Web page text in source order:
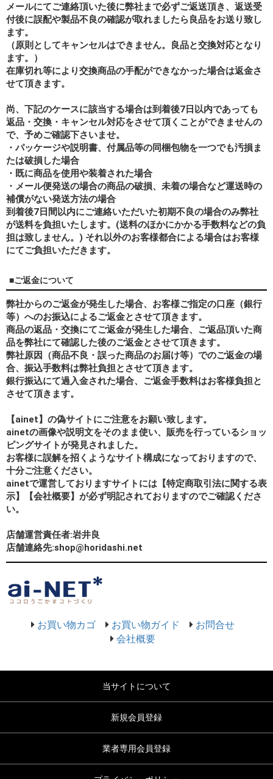
メールにてご連絡頂いた後に弊社まで必ずご返送頂き、返送受
付後に誤配や製品不良の確認が取れましたら良品をお送り致し
ます。
（原則としてキャンセルはできません。良品と交換対応となり
ます。）
在庫切れ等により交換商品の手配ができなかった場合は返金さ
せて頂きます。
尚、下記のケースに該当する場合は到着後7日以内であっても
返品・交換・キャンセル対応をさせて頂くことができませんの
で、予めご確認下さいませ。
・パッケージや説明書、付属品等の同梱包物を一つでも汚損ま
たは破損した場合
・既に商品を使用や装着された場合
・メール便発送の場合の商品の破損、未着の場合など運送時の
補償がない発送方法の場合
到着後7日間以内にご連絡いただいた初期不良の場合のみ弊社
が送料を負担いたします。(送料のほかにかかる手数料などの負
担は致しません。) それ以外のお客様都合による場合はお客様
にてご負担いただきます。
■ご返金について
弊社からのご返金が発生した場合、お客様ご指定の口座（銀行
等）へのお振込によるご返金とさせて頂きます。
商品の返品・交換にてご返金が発生した場合、ご返品頂いた商
品を弊社にて確認した後のご返金とさせて頂きます。
弊社原因（商品不良・誤った商品のお届け等）でのご返金の場
合、振込手数料は弊社負担とさせて頂きます。
銀行振込にて過入金された場合、ご返金手数料はお客様負担と
させて頂きます。
【ainet】の偽サイトにご注意をお願い致します。
ainetの画像や説明文をそのまま使い、販売を行っているショッ
ピングサイトが発見されました。
お客様に誤解を招くようなサイト構成になっておりますので、
十分ご注意ください。
ainetで運営しておりますサイトには【特定商取引法に関する表
示】【会社概要】が必ず明記されておりますのでご確認くださ
い。
店舗運営責任者:岩井良
店舗連絡先:shop@horidashi.net
お買い物カゴ お買い物ガイド
お問合せ
会社概要
当サイトについて
新規会員登録
業者専用会員登録